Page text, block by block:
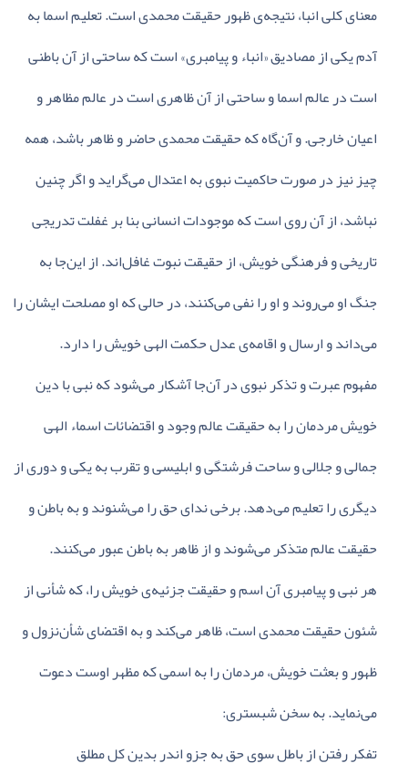
معنای‌ کلی‌ انبا، نتیجه‌ی‌ ظهور حقیقت‌ محمدی‌ است‌. تعلیم‌ اسما به‌
آدم‌ یکی‌ از مصادیق‌ «انباء و پیامبری‌» است‌ که‌ ساحتی‌ از آن‌ باطنی‌
است‌ در عالم‌ اسما و ساحتی‌ از آن‌ ظاهری‌ است‌ در عالم‌ مظاهر و
اعیان‌ خارجی‌. و آن‌گاه‌ که‌ حقیقت‌ محمدی‌ حاضر و ظاهر باشد، همه‌
چیز نیز در صورت‌ حاکمیت‌ نبوی‌ به‌ اعتدال‌ می‌گراید و اگر چنین‌
نباشد، از آن‌ روی‌ است‌ که‌ موجودات‌ انسانی‌ بنا بر غفلت‌ تدریجی‌
تاریخی‌ و فرهنگی‌ خویش‌، از حقیقت‌ نبوت‌ غافل‌اند. از این‌جا به‌
جنگ‌ او می‌روند و او را نفی‌ می‌کنند، در حالی‌ که‌ او مصلحت‌ ایشان‌ را
می‌داند و ارسال‌ و اقامه‌ی‌ عدل‌ حکمت‌ الهی‌ خویش‌ را دارد.
مفهوم‌ عبرت‌ و تذکر نبوی‌ در آن‌جا آشکار می‌شود که‌ نبی‌ با دین‌
خویش‌ مردمان‌ را به‌ حقیقت‌ عالم‌ وجود و اقتضائات‌ اسماء الهی‌
جمالی‌ و جلالی‌ و ساحت‌ فرشتگی‌ و ابلیسی‌ و تقرب‌ به‌ یکی‌ و دوری‌ از
دیگری‌ را تعلیم‌ می‌دهد. برخی‌ ندای‌ حق‌ را می‌شنوند و به‌ باطن‌ و
حقیقت‌ عالم‌ متذکر می‌شوند و از ظاهر به‌ باطن‌ عبور می‌کنند.
هر نبی‌ و پیامبری‌ آن‌ اسم‌ و حقیقت‌ جزئیه‌ی‌ خویش‌ را، که‌ شأنی‌ از
شئون‌ حقیقت‌ محمدی‌ است‌، ظاهر می‌کند و به‌ اقتضای‌ شأن‌نزول‌ و
ظهور و بعثت‌ خویش‌، مردمان‌ را به‌ اسمی‌ که‌ مظهر اوست‌ دعوت‌
می‌نماید. به‌ سخن‌ شبستری‌:
تفکر رفتن‌ از باطل‌ سوی‌ حق‌ به‌ جزو اندر بدین‌ کل‌ مطلق‌